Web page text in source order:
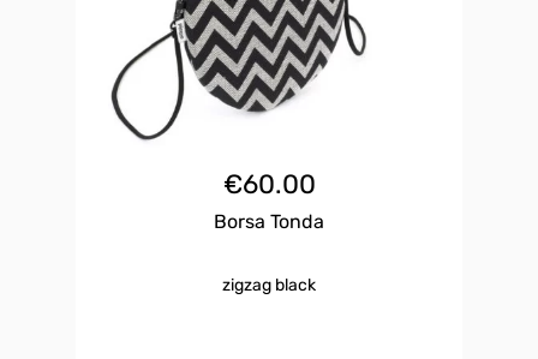
€60.00
Borsa Tonda
zigzag black